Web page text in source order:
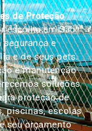
de Proteção
escolha em São
segurança e
e de seus pets.
e manutenção
soluções
proteção de
piscinas, escolas
seu orçamento